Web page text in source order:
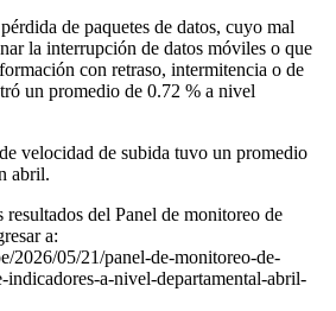
de paquetes de datos, cuyo mal
la interrupción de datos móviles o que
con retraso, intermitencia o de
un promedio de 0.72 % a nivel
velocidad de subida tuvo un promedio
abril.
resultados del Panel de monitoreo de
a:
2026/05/21/panel-de-monitoreo-de-
a-nivel-departamental-abril-